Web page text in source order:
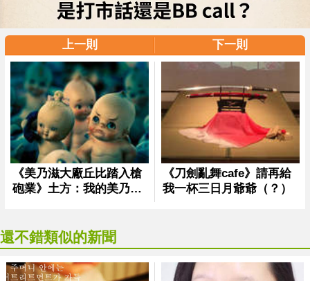
上一則 下一則
還不錯類似的新聞